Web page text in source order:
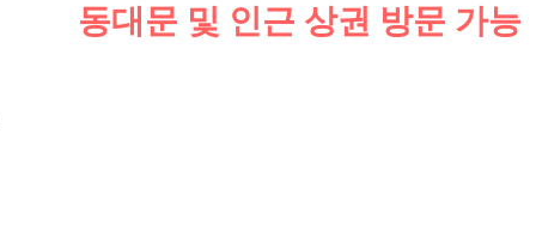
동대문 및 인근 상권 방문 가능